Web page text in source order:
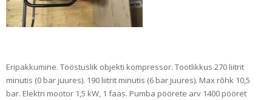
Eripakkumine. Tööstuslik objekti kompressor. Tootlikkus 270 liitrit
minutis (0 bar juures). 190 liitrit minutis (6 bar juures). Max rõhk 10,5
bar. Elektri mootor 1,5 kW, 1 faas. Pumba pöörete arv 1400 pööret